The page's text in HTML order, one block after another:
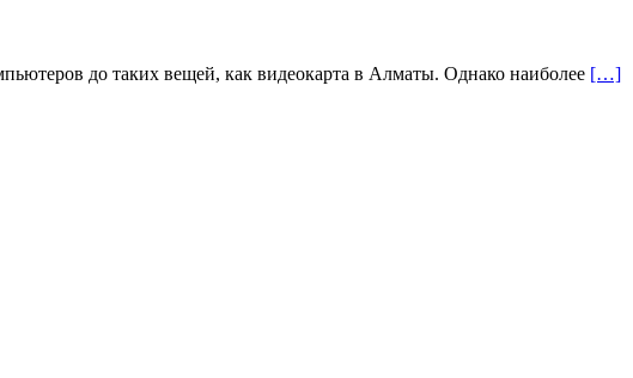
до таких вещей, как видеокарта в Алматы. Однако наиболее […]